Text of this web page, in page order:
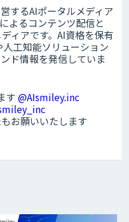
するAIポータルメディア
よるコンテンツ配信と
ィアです。AI資格を保有
工知能ソリューション
ド情報を発信していま
す @AIsmiley.inc
お願いいたします